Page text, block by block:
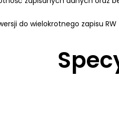
do wielokrotnego zapisu RW